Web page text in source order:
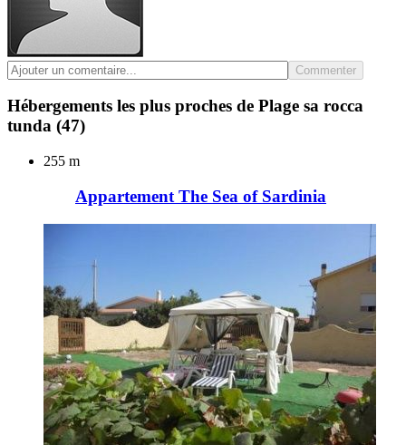
Commenter
Hébergements les plus proches de Plage sa rocca
tunda (47)
255 m
Appartement The Sea of Sardinia